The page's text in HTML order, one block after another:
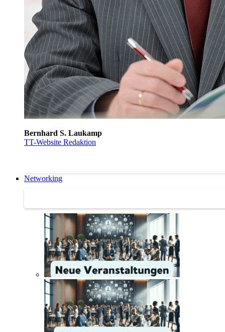
Bernhard S. Laukamp
TT-Website Redaktion
Networking